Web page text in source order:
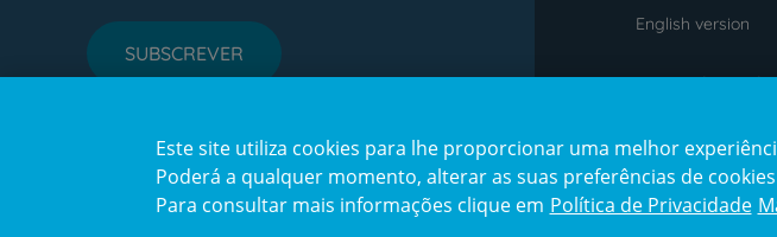
SUBSCREVER
English version
Intermediação de
Prémios
Este site utiliza cookies para lhe proporcionar uma melhor
Poderá a qualquer momento, alterar as suas preferências de
Para consultar mais informações clique em Política de Privacidade